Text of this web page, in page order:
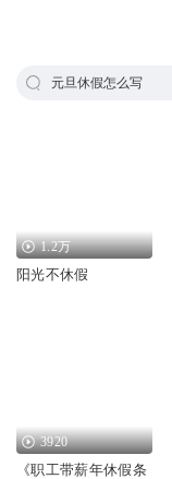
元旦休假怎么写
1.2万
阳光不休假
3920
《职工带薪年休假条